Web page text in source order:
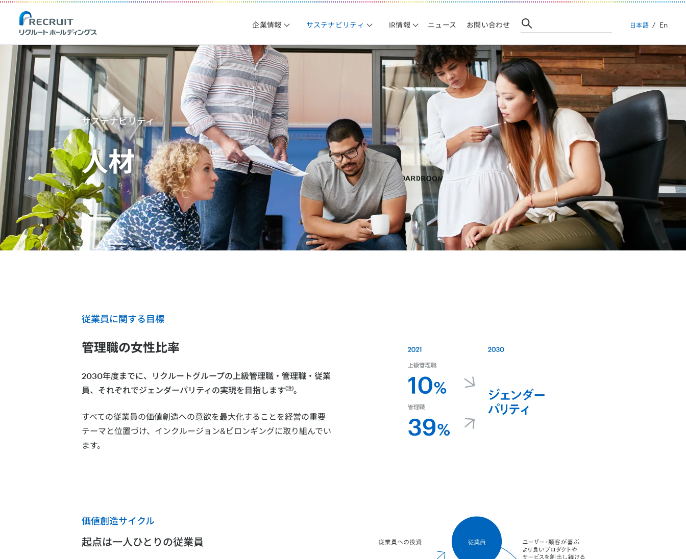
企業情報 サステナビリティ IR情報 ニュース お問い合わせ 日本語 En
サステナビリティ
人材
従業員に関する目標
管理職の女性比率
2030年度までに、リクルートグループの上級管理職・管理職・従業
員、それぞれでジェンダーパリティの実現を目指します(注)。
すべての従業員の価値創造への意欲を最大化することを経営の重要
テーマと位置づけ、インクルージョン&ビロンギングに取り組んでい
ます。
価値創造サイクル
起点は一人ひとりの従業員